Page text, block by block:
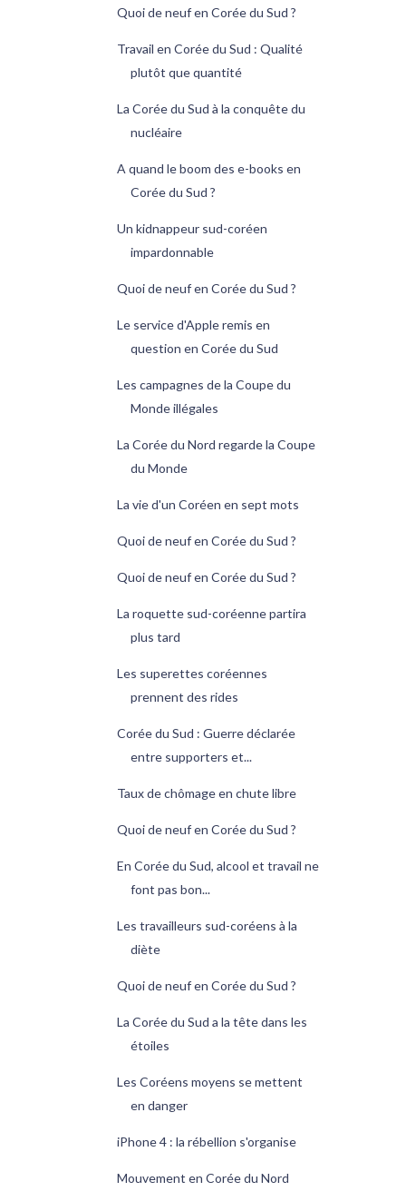
Quoi de neuf en Corée du Sud ?
Travail en Corée du Sud : Qualité
plutôt que quantité
La Corée du Sud à la conquête du
nucléaire
A quand le boom des e-books en
Corée du Sud ?
Un kidnappeur sud-coréen
impardonnable
Quoi de neuf en Corée du Sud ?
Le service d'Apple remis en
question en Corée du Sud
Les campagnes de la Coupe du
Monde illégales
La Corée du Nord regarde la Coupe
du Monde
La vie d'un Coréen en sept mots
Quoi de neuf en Corée du Sud ?
Quoi de neuf en Corée du Sud ?
La roquette sud-coréenne partira
plus tard
Les superettes coréennes
prennent des rides
Corée du Sud : Guerre déclarée
entre supporters et...
Taux de chômage en chute libre
Quoi de neuf en Corée du Sud ?
En Corée du Sud, alcool et travail ne
font pas bon...
Les travailleurs sud-coréens à la
diète
Quoi de neuf en Corée du Sud ?
La Corée du Sud a la tête dans les
étoiles
Les Coréens moyens se mettent
en danger
iPhone 4 : la rébellion s'organise
Mouvement en Corée du Nord